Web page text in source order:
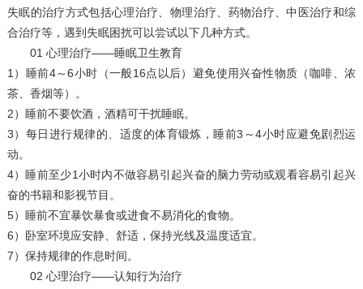
失眠的治疗方式包括心理治疗、物理治疗、药物治疗、中医治疗和综
合治疗等，遇到失眠困扰可以尝试以下几种方式。
01 心理治疗——睡眠卫生教育
1）睡前4～6小时（一般16点以后）避免使用兴奋性物质（咖啡、浓
茶、香烟等）。
2）睡前不要饮酒，酒精可干扰睡眠。
3）每日进行规律的、适度的体育锻炼，睡前3～4小时应避免剧烈运
动。
4）睡前至少1小时内不做容易引起兴奋的脑力劳动或观看容易引起兴
奋的书籍和影视节目。
5）睡前不宜暴饮暴食或进食不易消化的食物。
6）卧室环境应安静、舒适，保持光线及温度适宜。
7）保持规律的作息时间。
02 心理治疗——认知行为治疗